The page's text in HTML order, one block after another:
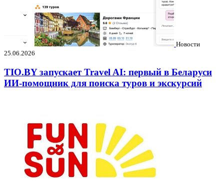
Новости
25.06.2026
TIO.BY запускает Travel AI: первый в Беларуси
ИИ-помощник для поиска туров и экскурсий